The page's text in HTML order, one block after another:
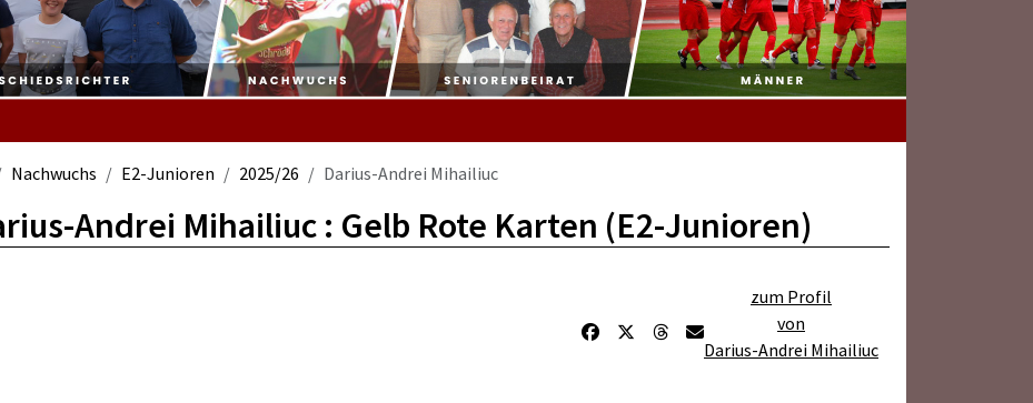
Nachwuchs E2-Junioren 2025/26 Darius-Andrei Mihailiuc
Andrei Mihailiuc : Gelb Rote Karten (E2-Junioren)
zum Profil
von
Darius-Andrei Mihailiuc